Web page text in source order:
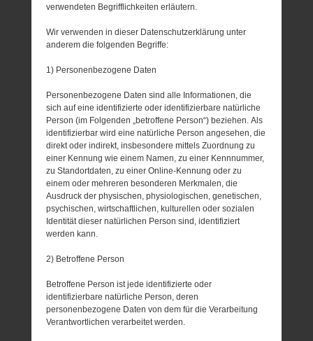
verwendeten Begrifflichkeiten erläutern.
Wir verwenden in dieser Datenschutzerklärung unter
anderem die folgenden Begriffe:
1) Personenbezogene Daten
Personenbezogene Daten sind alle Informationen, die
sich auf eine identifizierte oder identifizierbare natürliche
Person (im Folgenden „betroffene Person“) beziehen. Als
identifizierbar wird eine natürliche Person angesehen, die
direkt oder indirekt, insbesondere mittels Zuordnung zu
einer Kennung wie einem Namen, zu einer Kennnummer,
zu Standortdaten, zu einer Online-Kennung oder zu
einem oder mehreren besonderen Merkmalen, die
Ausdruck der physischen, physiologischen, genetischen,
psychischen, wirtschaftlichen, kulturellen oder sozialen
Identität dieser natürlichen Person sind, identifiziert
werden kann.
2) Betroffene Person
Betroffene Person ist jede identifizierte oder
identifizierbare natürliche Person, deren
personenbezogene Daten von dem für die Verarbeitung
Verantwortlichen verarbeitet werden.